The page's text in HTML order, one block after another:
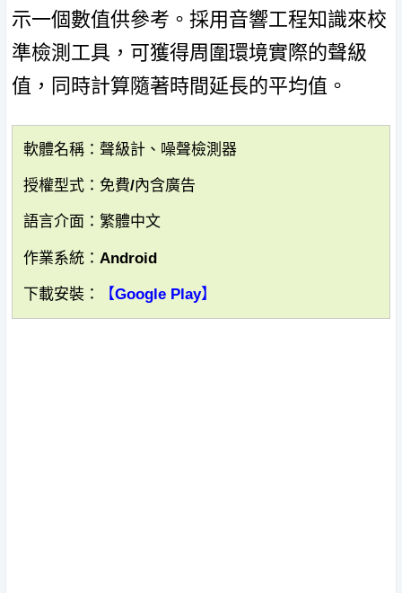
示一個數值供參考。採用音響工程知識來校
準檢測工具，可獲得周圍環境實際的聲級
值，同時計算隨著時間延長的平均值。
軟體名稱：聲級計、噪聲檢測器
授權型式：免費/內含廣告
語言介面：繁體中文
作業系統：Android
下載安裝： 【Google Play】